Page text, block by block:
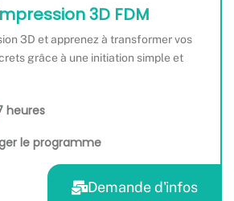
3D FDM
3D et apprenez à transformer vos
grâce à une initiation simple et
heures
le programme
Demande d'infos